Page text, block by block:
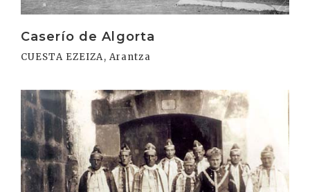
Caserío de Algorta
CUESTA EZEIZA, Arantza
Irakurri